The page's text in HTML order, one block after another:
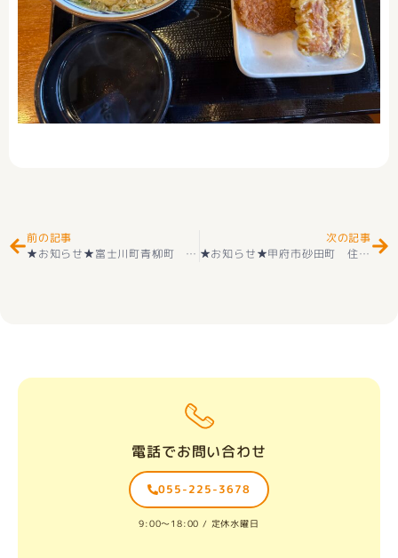
前の記事
★お知らせ★富士川町青柳町 住宅用地 ゆったり敷地(^^♪建築条件が付いておりませんのでお好きなハウスメーカー様にて建築可能です☺
次の記事
★お知らせ★甲府市砂田町 住宅用地 好評販売中(^^♪
電話でお問い合わせ
055-225-3678
9:00〜18:00 / 定休水曜日